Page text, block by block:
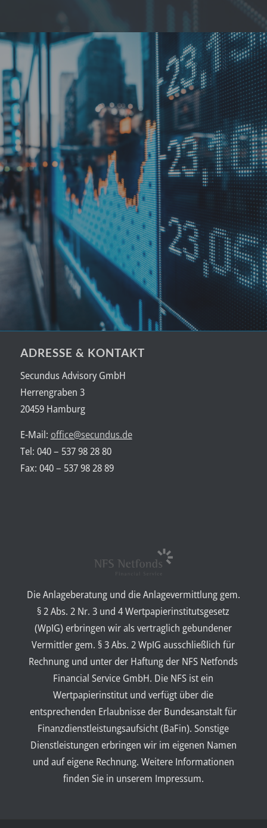
ADRESSE & KONTAKT
Secundus Advisory GmbH
Herrengraben 3
20459 Hamburg
E-Mail: office@secundus.de
Tel: 040 – 537 98 28 80
Fax: 040 – 537 98 28 89
Die Anlageberatung und die Anlagevermittlung gem.
§ 2 Abs. 2 Nr. 3 und 4 Wertpapierinstitutsgesetz
(WpIG) erbringen wir als vertraglich gebundener
Vermittler gem. § 3 Abs. 2 WpIG ausschließlich für
Rechnung und unter der Haftung der NFS Netfonds
Financial Service GmbH. Die NFS ist ein
Wertpapierinstitut und verfügt über die
entsprechenden Erlaubnisse der Bundesanstalt für
Finanzdienstleistungsaufsicht (BaFin). Sonstige
Dienstleistungen erbringen wir im eigenen Namen
und auf eigene Rechnung. Weitere Informationen
finden Sie in unserem Impressum.